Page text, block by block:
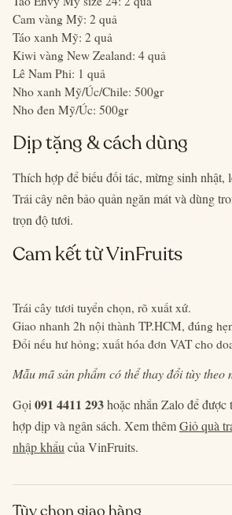
Cam vàng Mỹ: 2 quả
Táo xanh Mỹ: 2 quả
Kiwi vàng New Zealand: 4 quả
Lê Nam Phi: 1 quả
Nho xanh Mỹ/Úc/Chile: 500gr
Nho đen Mỹ/Úc: 500gr
Dịp tặng & cách dùng
Thích hợp để biếu đối tác, mừng sinh nhật,
Trái cây nên bảo quản ngăn mát và dùng
trọn độ tươi.
Cam kết từ VinFruits
Trái cây tươi tuyển chọn, rõ xuất xứ.
Giao nhanh 2h nội thành TP.HCM, đúng
Đổi nếu hư hỏng; xuất hóa đơn VAT cho
Mẫu mã sản phẩm có thể thay đổi tùy theo
Gọi 091 4411 293hoặc nhắn Zalo để được
hợp dịp và ngân sách. Xem thêmGiỏ quà
nhập khẩu của VinFruits.